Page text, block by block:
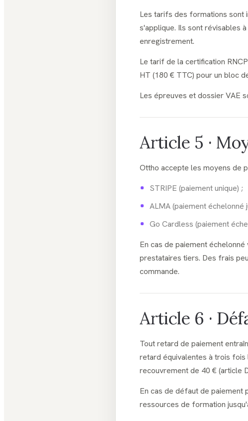
Les tarifs des formations sont
s'applique. Ils sont révisables
enregistrement.
Le tarif de la certification
HT (180 € TTC) pour un bloc
Les épreuves et dossier VAE
Article 5 ·
Ottho accepte les moyens de
STRIPE (paiement unique) ;
ALMA (paiement échelonné
Go Cardless (paiement
En cas de paiement
prestataires tiers. Des frais
commande.
Article 6 ·
Tout retard de paiement
retard équivalentes à trois
recouvrement de 40 € (article
En cas de défaut de
ressources de formation